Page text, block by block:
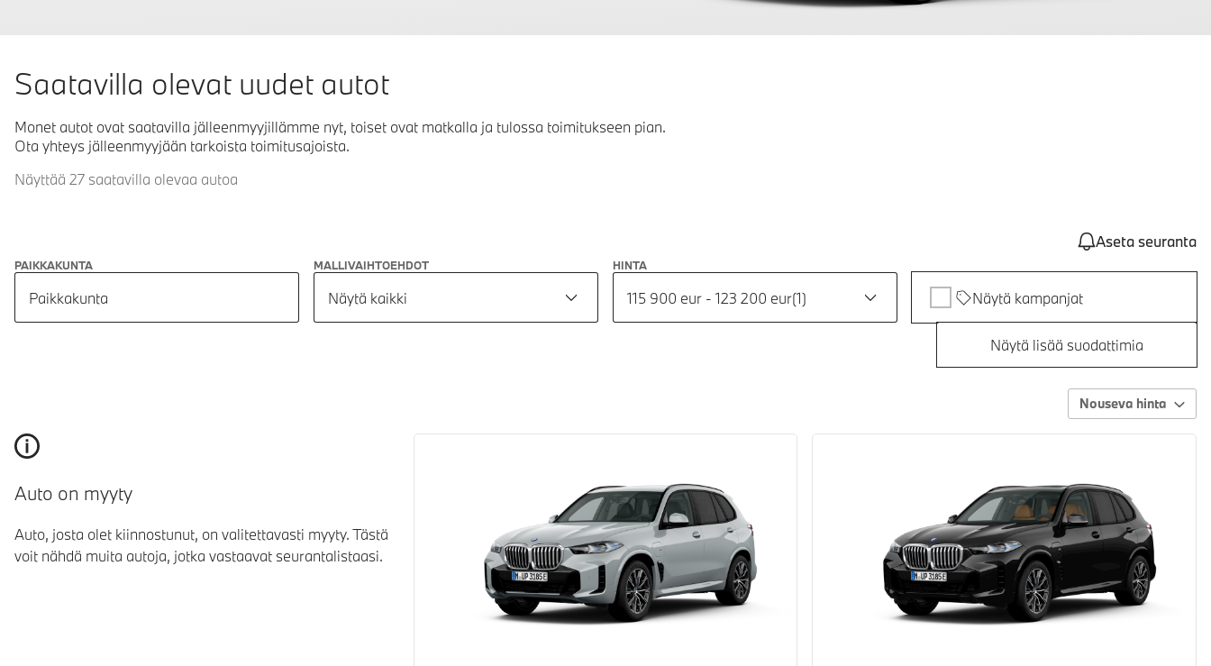
Saatavilla olevat uudet autot
Monet autot ovat saatavilla jälleenmyyjillämme nyt, toiset ovat matkalla ja tulossa toimitukseen pian.
Ota yhteys jälleenmyyjään tarkoista toimitusajoista.
Näyttää 27 saatavilla olevaa autoa
Aseta seuranta
PAIKKAKUNTA
Paikkakunta
MALLIVAIHTOEHDOT
Näytä kaikki
HINTA
115 900 eur - 123 200 eur(1) Näytä kampanjat
Näytä lisää suodattimia
Nouseva hinta
Auto on myyty
Auto, josta olet kiinnostunut, on valitettavasti myyty. Tästä
voit nähdä muita autoja, jotka vastaavat seurantalistaasi.